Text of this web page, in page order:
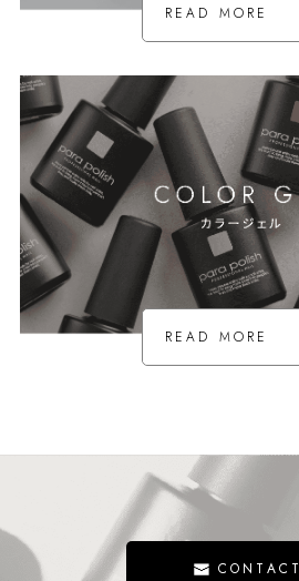
READ MORE
READ MORE
READ MORE
CONTACT